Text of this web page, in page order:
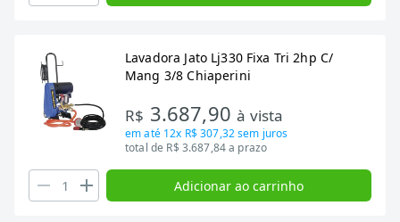
Lavadora Jato Lj330 Fixa Tri 2hp C/
Mang 3/8 Chiaperini
R$ 3.687,90à vista
em até 12x R$ 307,32sem juros
total de R$ 3.687,84 a prazo
Adicionar ao carrinho